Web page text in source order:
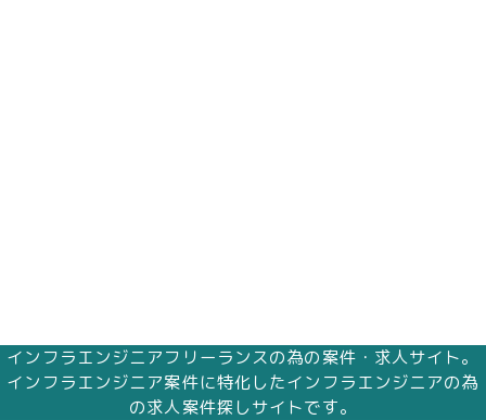
インフラエンジニアフリーランスの為の案件・求人サイト。
インフラエンジニア案件に特化したインフラエンジニアの為
の求人案件探しサイトです。